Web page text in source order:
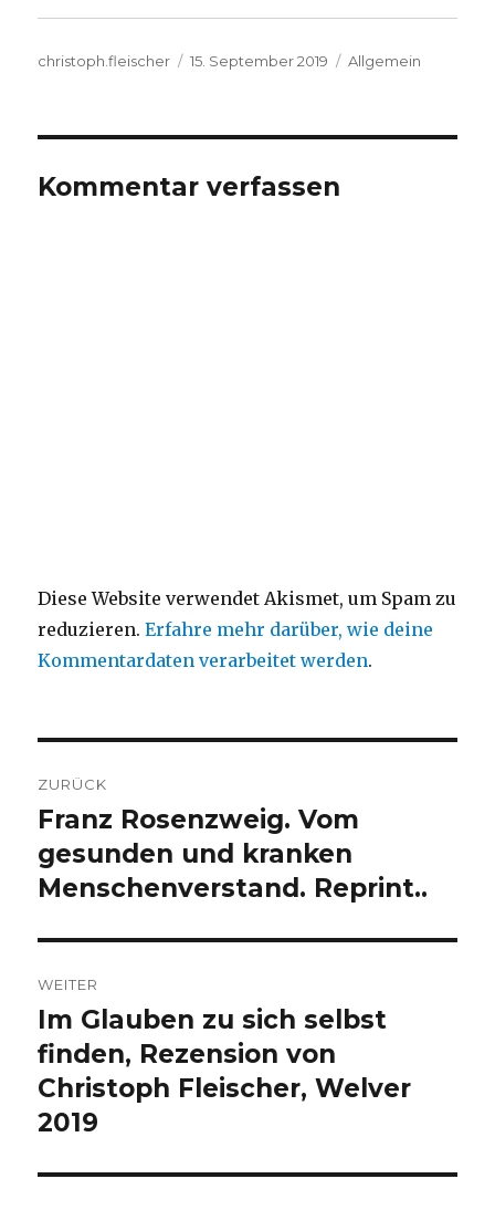
Autor
christoph.fleischer
Veröffentlicht
15. September 2019 Kategorien
Allgemein
Kommentar verfassen
Diese Website verwendet Akismet, um Spam zu
reduzieren.Erfahre mehr darüber, wie deine
Kommentardaten verarbeitet werden.
ZURÜCK
Vorheriger
Beitrag:
Franz Rosenzweig. Vom
gesunden und kranken
Menschenverstand. Reprint..
WEITER
Nächster
Beitrag:
Im Glauben zu sich selbst
finden, Rezension von
Christoph Fleischer, Welver
2019